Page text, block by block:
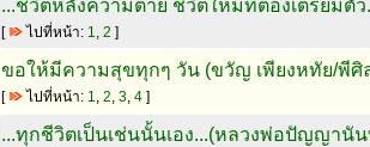
...ชีวิตหลังความตาย ชีวิตใหม่ที่ต้องเตรียมตัว
[ ไปที่หน้า: 1, 2 ]
ขอให้มีความสุขทุกๆ วัน (ขวัญ เพียงหทัย/พีศิ
[ ไปที่หน้า: 1, 2, 3, 4]
...ทุกชีวิตเป็นเช่นนั้นเอง...(หลวงพ่อปัญญานั